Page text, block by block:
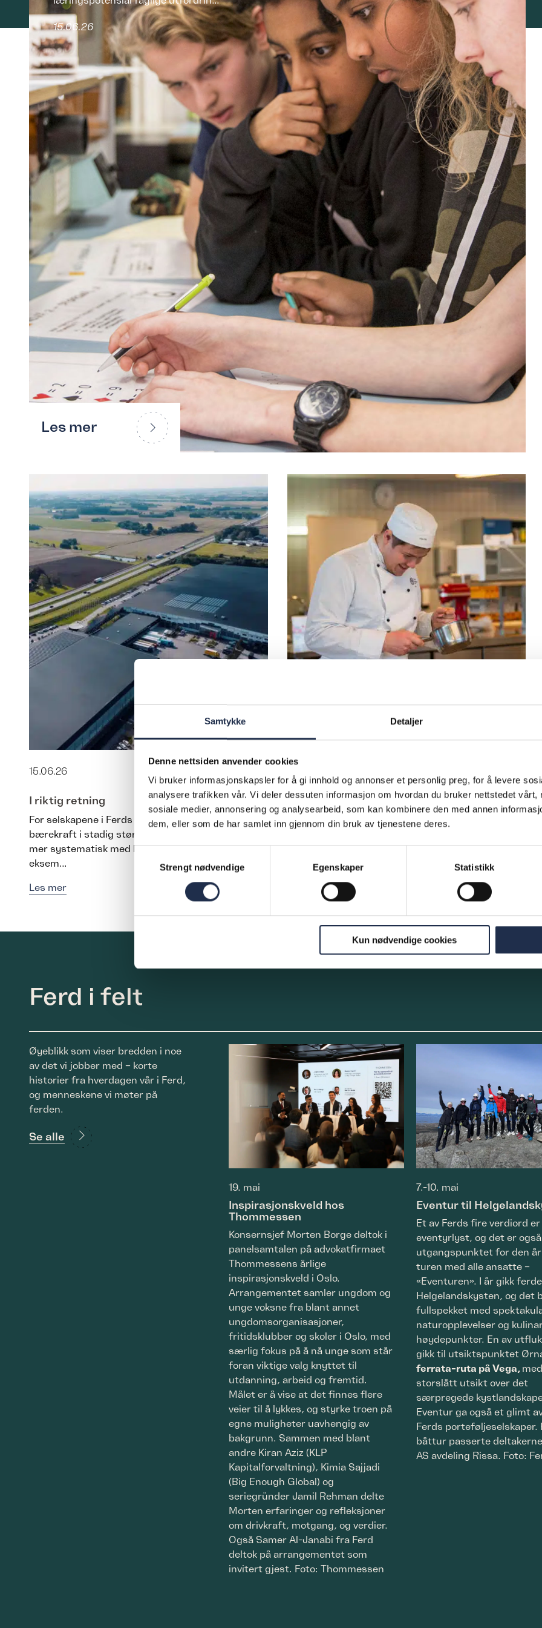
Samtykke Detaljer
Denne nettsiden anvender cookies
Vi bruker informasjonskapsler for å gi innhold og annonser et personlig preg, for å levere
analysere trafikken vår. Vi deler dessuten informasjon om hvordan du bruker nettstedet vårt,
sosiale medier, annonsering og analysearbeid, som kan kombinere den med annen
dem, eller som de har samlet inn gjennom din bruk av tjenestene deres.
Samtykkevalg
Strengt nødvendige
Egenskaper Statistikk
Kun nødvendige cookies
15.06.26
Les mer
15.06.26
I riktig retning
For selskapene i Ferds portefølje handler
bærekraft i stadig større grad om å jobbe
mer systematisk med leverandørkjeden. Et
eksem...
Les mer
Sosiale resultater er mer enn tall
I 2025 bidro selskapene i Ferd Sosiale
arbeidsdeltakelse, bedre livskvalitet og
større mestring ...
Les mer
Ferd i felt
Øyeblikk som viser bredden i noe
av det vi jobber med – korte
historier fra hverdagen vår i Ferd,
og menneskene vi møter på
ferden.
Se alle
19. mai
Inspirasjonskveld hos
Thommessen
Konsernsjef Morten Borge deltok i
panelsamtalen på advokatfirmaet
Thommessens årlige
inspirasjonskveld i Oslo.
Arrangementet samler ungdom og
unge voksne fra blant annet
ungdomsorganisasjoner,
fritidsklubber og skoler i Oslo, med
særlig fokus på å nå unge som står
foran viktige valg knyttet til
utdanning, arbeid og fremtid.
Målet er å vise at det finnes flere
veier til å lykkes, og styrke troen på
egne muligheter uavhengig av
bakgrunn. Sammen med blant
andre Kiran Aziz (KLP
Kapitalforvaltning), Kimia Sajjadi
(Big Enough Global) og
seriegründer Jamil Rehman delte
Morten erfaringer og refleksjoner
om drivkraft, motgang, og verdier.
Også Samer Al-Janabi fra Ferd
deltok på arrangementet som
invitert gjest. Foto: Thommessen
7.-10. mai
Eventur til
Et av Ferds fire verdiord er
eventyrlyst, og det er også
utgangspunktet for den
turen med alle ansatte –
«Eventuren». I år gikk
Helgelandskysten, og det
fullspekket med
naturopplevelser og
høydepunkter. En av
gikk til utsiktspunktet
ferrata-ruta på Vega, med
storslått utsikt over det
særpregede
Eventur ga også et glimt
Ferds porteføljeselskaper.
båttur passerte
AS avdeling Rissa. Foto: